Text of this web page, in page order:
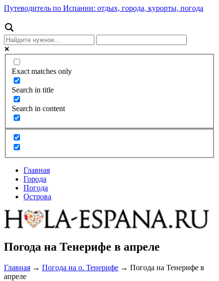
Путеводитель по Испании: отдых, города, курорты, погода
Exact matches only
Search in title
Search in content
Главная
Города
Погода
Острова
Погода на Тенерифе в апреле
Главная → Погода на о. Тенерифе → Погода на Тенерифе в
апреле